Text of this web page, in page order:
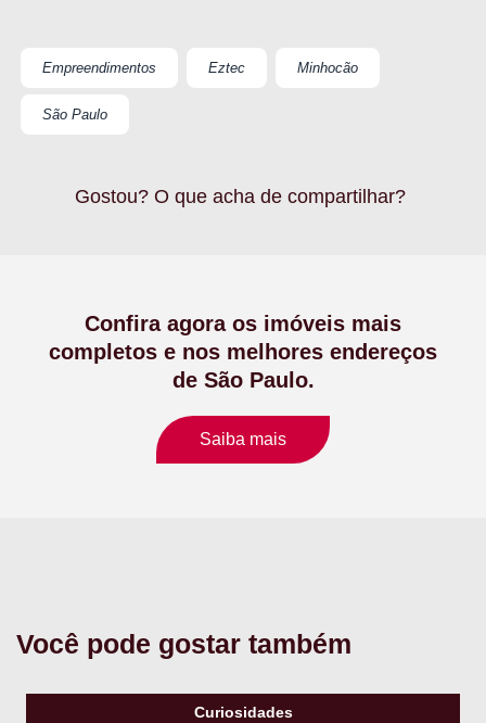
Empreendimentos Eztec Minhocão
São Paulo
Gostou? O que acha de compartilhar?
Confira agora os imóveis mais
completos e nos melhores endereços
de São Paulo.
Saiba mais
Você pode gostar também
Curiosidades